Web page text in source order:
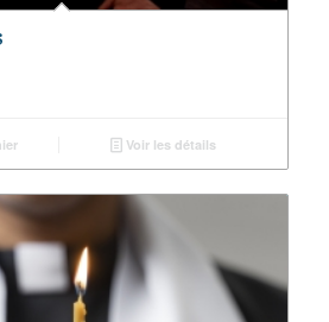
Voir les détails